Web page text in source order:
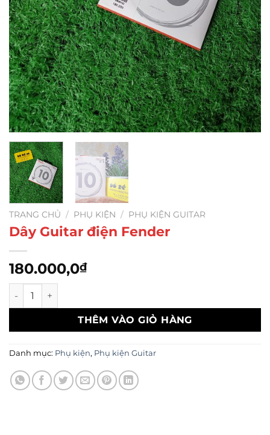
TRANG CHỦ / PHỤ KIỆN / PHỤ KIỆN GUITAR
Dây Guitar điện Fender
180.000,0₫
Dây Guitar điện Fender số lượng
THÊM VÀO GIỎ HÀNG
Danh mục: Phụ kiện, Phụ kiện Guitar